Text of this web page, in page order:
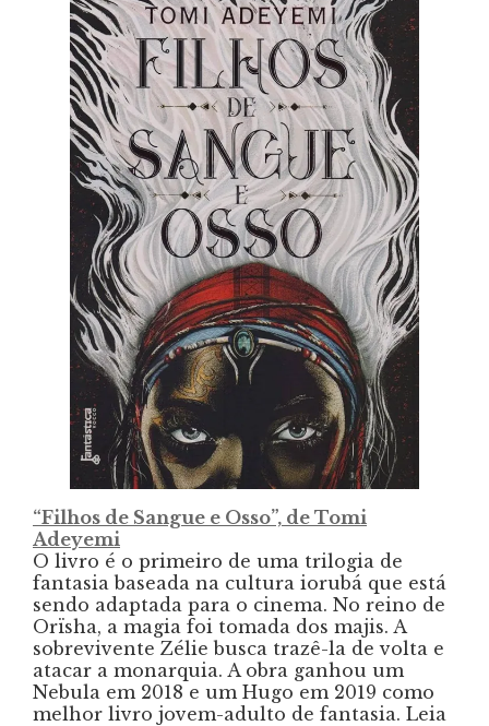
“Filhos de Sangue e Osso”, de Tomi
Adeyemi
O livro é o primeiro de uma trilogia de
fantasia baseada na cultura iorubá que está
sendo adaptada para o cinema. No reino de
Orïsha, a magia foi tomada dos majis. A
sobrevivente Zélie busca trazê-la de volta e
atacar a monarquia. A obra ganhou um
Nebula em 2018 e um Hugo em 2019 como
melhor livro jovem-adulto de fantasia. Leia